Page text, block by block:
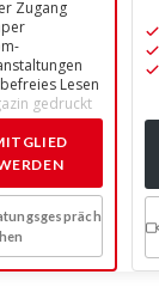
Zugang
Lesen
gedruckt